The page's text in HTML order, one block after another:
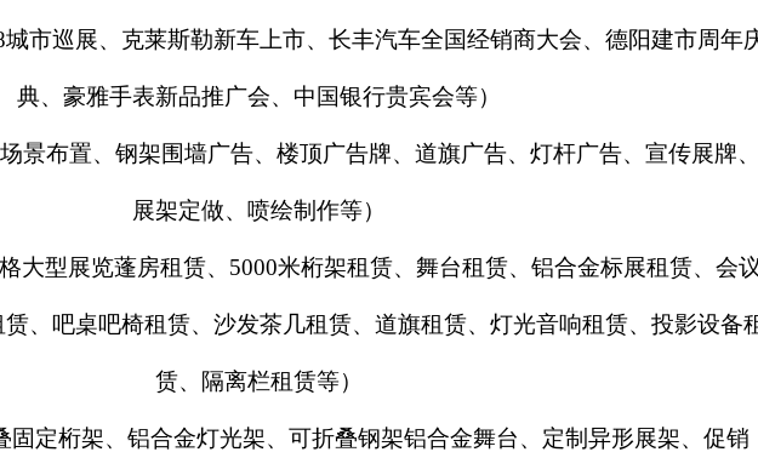
市巡展、克莱斯勒新车上市、长丰汽车全国经销商大会、德阳建市周年
典、豪雅手表新品推广会、中国银行贵宾会等）
景布置、钢架围墙广告、楼顶广告牌、道旗广告、灯杆广告、宣传展牌、
展架定做、喷绘制作等）
大型展览蓬房租赁、5000米桁架租赁、舞台租赁、铝合金标展租赁、会议
、吧桌吧椅租赁、沙发茶几租赁、道旗租赁、灯光音响租赁、投影设备
赁、隔离栏租赁等）
固定桁架、铝合金灯光架、可折叠钢架铝合金舞台、定制异形展架、促销